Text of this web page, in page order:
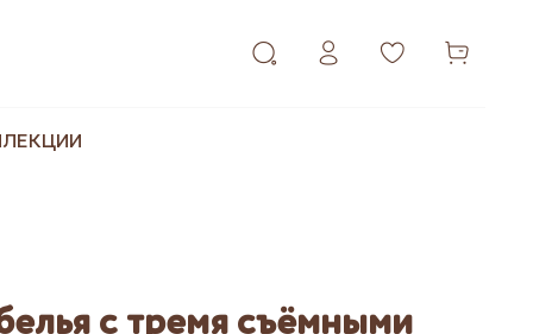
с тремя съёмными